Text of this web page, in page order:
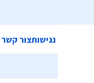
הצהרת נגישותצור קשר